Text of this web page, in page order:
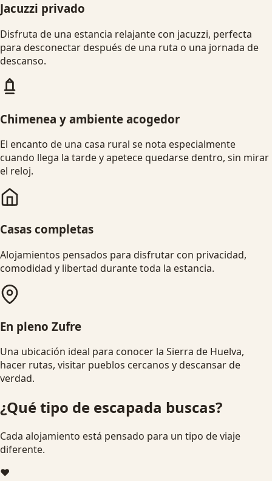
Jacuzzi privado
Disfruta de una estancia relajante con jacuzzi, perfecta
para desconectar después de una ruta o una jornada de
descanso.
Chimenea y ambiente acogedor
El encanto de una casa rural se nota especialmente
cuando llega la tarde y apetece quedarse dentro, sin mirar
el reloj.
Casas completas
Alojamientos pensados para disfrutar con privacidad,
comodidad y libertad durante toda la estancia.
En pleno Zufre
Una ubicación ideal para conocer la Sierra de Huelva,
hacer rutas, visitar pueblos cercanos y descansar de
verdad.
¿Qué tipo de escapada buscas?
Cada alojamiento está pensado para un tipo de viaje
diferente.
❤️